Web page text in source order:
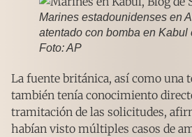
Marines estadounidenses en
atentado con bomba en Kabul
Foto: AP
La fuente británica, así como una
también tenía conocimiento
tramitación de las solicitudes,
habían visto múltiples casos de